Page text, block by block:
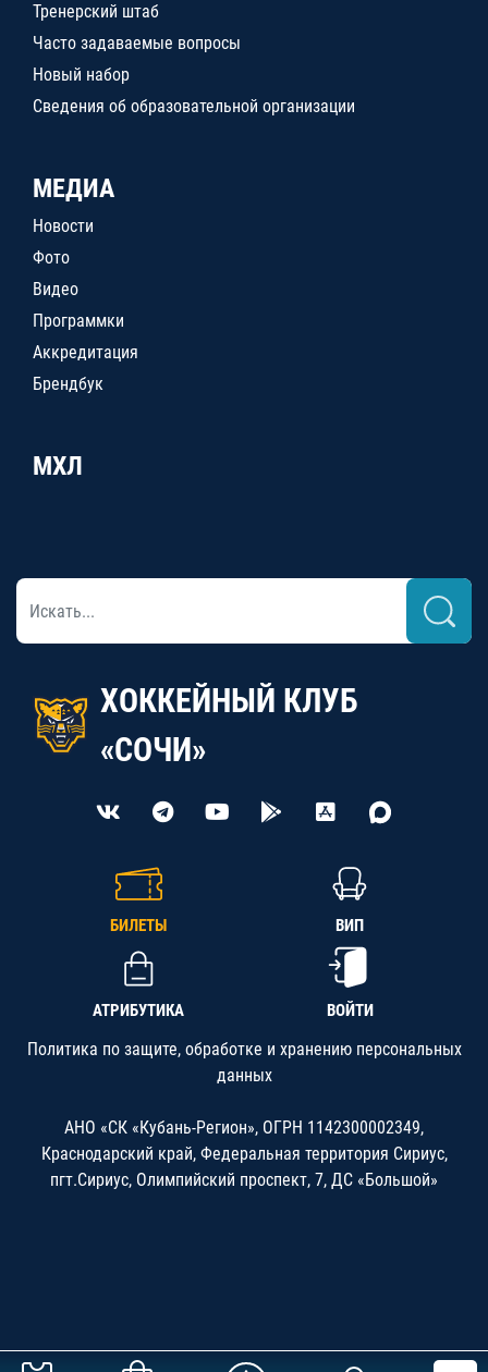
Тренерский штаб
Часто задаваемые вопросы
Новый набор
Сведения об образовательной организации
МЕДИА
Новости
Фото
Видео
Программки
Аккредитация
Брендбук
МХЛ
ХОККЕЙНЫЙ КЛУБ
«СОЧИ»
БИЛЕТЫ ВИП
АТРИБУТИКА ВОЙТИ
Политика по защите, обработке и хранению персональных
данных
АНО «СК «Кубань-Регион», ОГРН 1142300002349,
Краснодарский край, Федеральная территория Сириус,
пгт.Сириус, Олимпийский проспект, 7, ДС «Большой»